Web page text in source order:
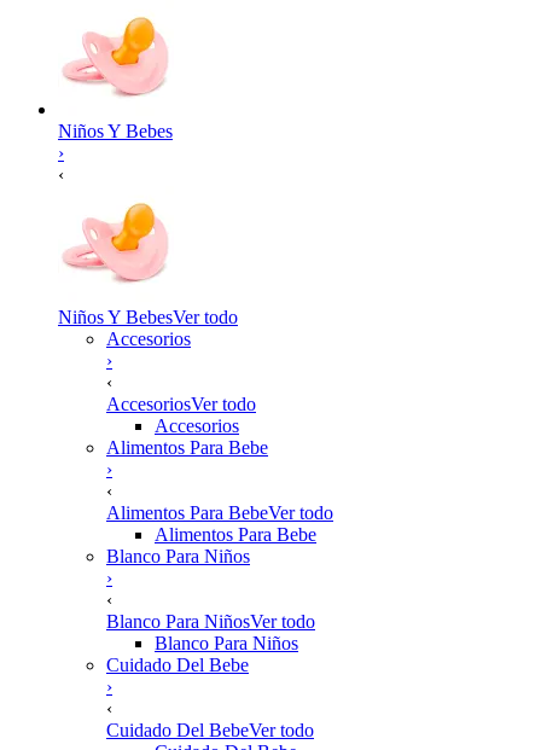
Niños Y Bebes
›
‹
Niños Y BebesVer todo
Accesorios
›
‹
AccesoriosVer todo
Accesorios
Alimentos Para Bebe
›
‹
Alimentos Para BebeVer todo
Alimentos Para Bebe
Blanco Para Niños
›
‹
Blanco Para NiñosVer todo
Blanco Para Niños
Cuidado Del Bebe
›
‹
Cuidado Del BebeVer todo